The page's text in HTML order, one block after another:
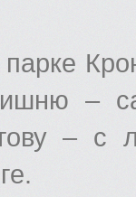
–
– с